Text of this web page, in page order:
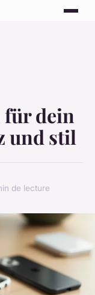
für dein
und stil
de lecture